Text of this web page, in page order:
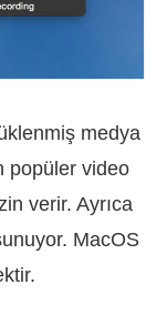
medya
popüler video
verir. Ayrıca
MacOS